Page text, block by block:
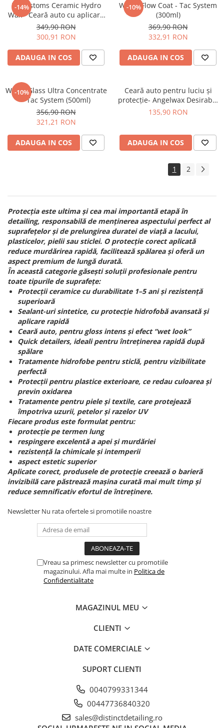
-14%
RRCustoms Ceramic Hydro
Wax - Ceară auto cu aplicare
rapidă și luciu instant (5L)
349,90 RON
300,91 RON
ADAUGA IN COS
-10%
Water Flow Coat - Tac System
(300ml)
369,90 RON
332,91 RON
ADAUGA IN COS
-10%
Water Glass Ultra Concentrate
- Tac System (500ml)
356,90 RON
321,21 RON
ADAUGA IN COS
Ceară auto pentru luciu și
protecție- Angelwax Desirable
Detailing Wax (30ml)
135,90 RON
ADAUGA IN COS
1 2
Protecția este ultima și cea mai importantă etapă în
detailing, responsabilă de menținerea aspectului perfect al
suprafețelor și de prelungirea duratei de viață a lacului,
plasticelor, pielii sau sticlei. O protecție corect aplicată
reduce murdărirea rapidă, facilitează spălarea și oferă un
aspect premium de lungă durată.
În această categorie găsești soluții profesionale pentru
toate tipurile de suprafețe:
Protecții ceramice cu durabilitate 1–5 ani și rezistență
superioară
Sealant-uri sintetice, cu protecție hidrofobă avansată și
aplicare rapidă
Ceară auto, pentru gloss intens și efect “wet look”
Quick detailers, ideali pentru întreținerea rapidă după
spălare
Tratamente hidrofobe pentru sticlă, pentru vizibilitate
perfectă
Protecții pentru plastice exterioare, ce redau culoarea și
previn oxidarea
Tratamente pentru piele și textile, care protejează
împotriva uzurii, petelor și razelor UV
Fiecare produs este formulat pentru:
protecție pe termen lung
respingere excelentă a apei și murdăriei
rezistență la chimicale și intemperii
aspect estetic superior
Aplicate corect, produsele de protecție creează o barieră
invizibilă care păstrează mașina curată mai mult timp și
reduce semnificativ efortul de întreținere.
Newsletter Nu rata ofertele si promotiile noastre
Vreau sa primesc newsletter cu promotiile
magazinului. Afla mai multe in Politica de
Confidentialitate
MAGAZINUL MEU
CLIENTI
DATE COMERCIALE
SUPORT CLIENTI
0040799331344
00447736840320
sales@distinctdetailing.ro